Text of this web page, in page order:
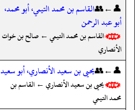
👤←👥القاسم بن محمد التيمي، أبو محمد،
أبو عبد الرحمن
القاسم بن محمد التيمي ← صالح بن خوات
الأنصاري
👤←👥يحيى بن سعيد الأنصاري، أبو سعيد
يحيى بن سعيد الأنصاري ← القاسم بن
محمد التيمي